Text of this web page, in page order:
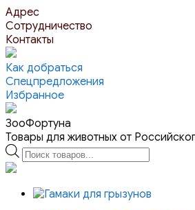
Перейти
к
контенту
Адрес
Сотрудничество
Контакты
Как добраться
Спецпредложения
Избранное
ЗооФортуна
Товары для животных от
Поиск
товаров